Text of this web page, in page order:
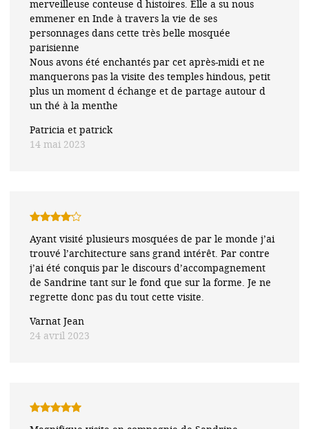
Patricia et patrick
14 mai 2023
merveilleuse conteuse d histoires. Elle a su nous
emmener en Inde à travers la vie de ses
personnages dans cette très belle mosquée
parisienne
Nous avons été enchantés par cet après-midi et ne
manquerons pas la visite des temples hindous, petit
plus un moment d échange et de partage autour d
un thé à la menthe
sur 5
Varnat Jean
24 avril 2023
Ayant visité plusieurs mosquées de par le monde j’ai
trouvé l’architecture sans grand intérêt. Par contre
j’ai été conquis par le discours d’accompagnement
de Sandrine tant sur le fond que sur la forme. Je ne
regrette donc pas du tout cette visite.